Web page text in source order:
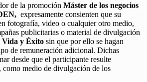
de la promoción Máster de los negocios
expresamente consienten que su
fotografía, video o cualquier otro medio,
publicitarias o material de divulgación
Vida y Éxito sin que por ello se hagan
de remuneración adicional. Dichas
desde que el participante resulte
como medio de divulgación de los